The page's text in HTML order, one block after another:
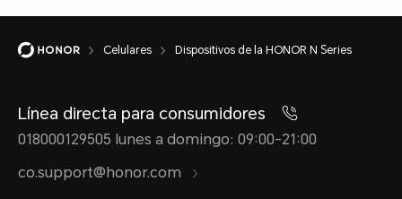
Celulares Dispositivos de la HONOR N Series
Línea directa para consumidores
018000129505 lunes a domingo: 09:00-21:00
co.support@honor.com